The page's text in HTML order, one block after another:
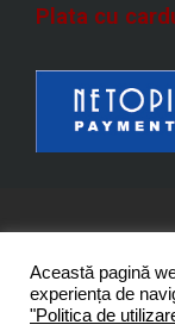
Plata cu
Această pagină
experiența de
"Politica de